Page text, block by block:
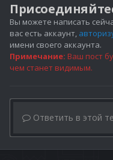
Вы можете написать
вас есть аккаунт,
имени своего аккаунта.
Примечание: Ваш пост
чем станет видимым.
Ответить в этой